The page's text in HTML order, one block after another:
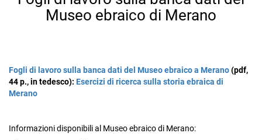
Museo ebraico di Merano
Fogli di lavoro sulla banca dati del Museo ebraico a Merano(pdf,
44 p., in tedesco): Esercizi di ricerca sulla storia ebraica di
Merano
Informazioni disponibili al Museo ebraico di Merano: